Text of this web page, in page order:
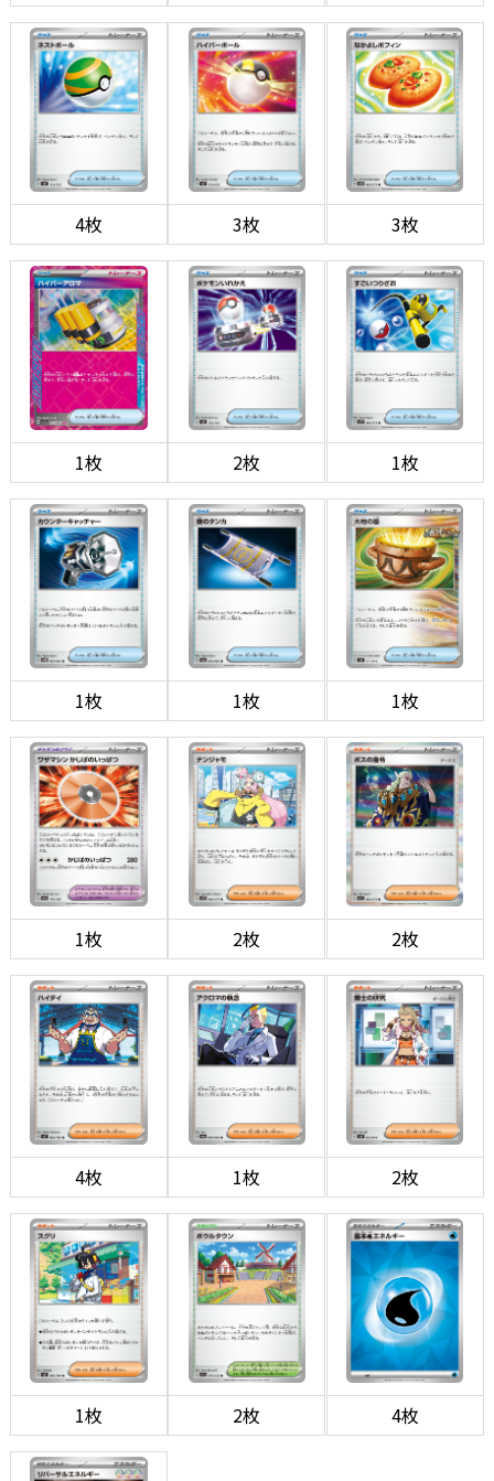
4枚 3枚 3枚
1枚 2枚 1枚
1枚 1枚 1枚
1枚 2枚 2枚
4枚 1枚 2枚
1枚 2枚 4枚